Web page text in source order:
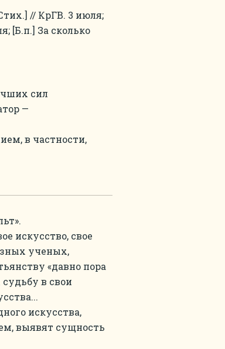
// КрГВ. 3 июля;
[Б.п.] За сколько
сил
—
в частности,
искусство, свое
ученых,
«давно пора
в свои
искусства,
выявят сущность